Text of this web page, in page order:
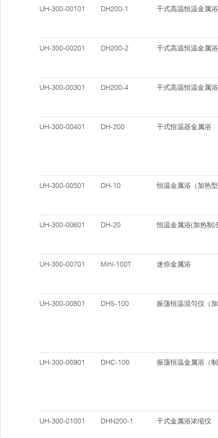
UH-300-00101 DH200-1 干式高温恒温金属浴
UH-300-00201 DH200-2 干式高温恒温金属浴
UH-300-00301 DH200-4 干式高温恒温金属浴
UH-300-00401 DH-200 干式恒温器金属浴
UH-300-00501 DH-10 恒温金属浴（加热
UH-300-00601 DH-20 恒温金属浴(加热制
UH-300-00701 Mini-100T 迷你金属浴
UH-300-00801 DHS-100 振荡恒温混匀仪（
UH-300-00901 DHC-100 振荡恒温金属浴（
UH-300-01001 DHN200-1 干式金属浴浓缩仪